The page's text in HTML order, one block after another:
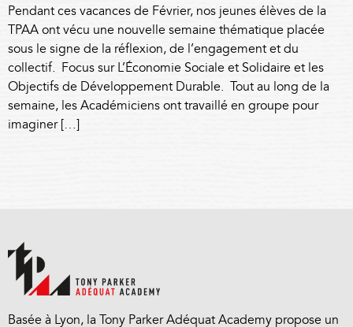
Pendant ces vacances de Février, nos jeunes élèves de la
TPAA ont vécu une nouvelle semaine thématique placée
sous le signe de la réflexion, de l’engagement et du
collectif. Focus sur L’Économie Sociale et Solidaire et les
Objectifs de Développement Durable. Tout au long de la
semaine, les Académiciens ont travaillé en groupe pour
imaginer […]
Basée à Lyon, la Tony Parker Adéquat Academy propose un